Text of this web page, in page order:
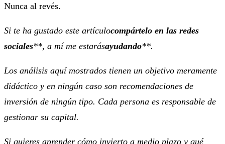
Nunca al revés.
Si te ha gustado este artículocompártelo en las redes
sociales**, a mí me estarásayudando**.
Los análisis aquí mostrados tienen un objetivo meramente
didáctico y en ningún caso son recomendaciones de
inversión de ningún tipo. Cada persona es responsable de
gestionar su capital.
Si quieres aprender cómo invierto a medio plazo y qué